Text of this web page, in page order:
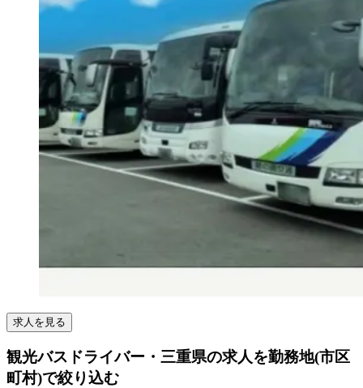
求人を見る
観光バスドライバー・三重県の求人を勤務地(市区
町村)で絞り込む